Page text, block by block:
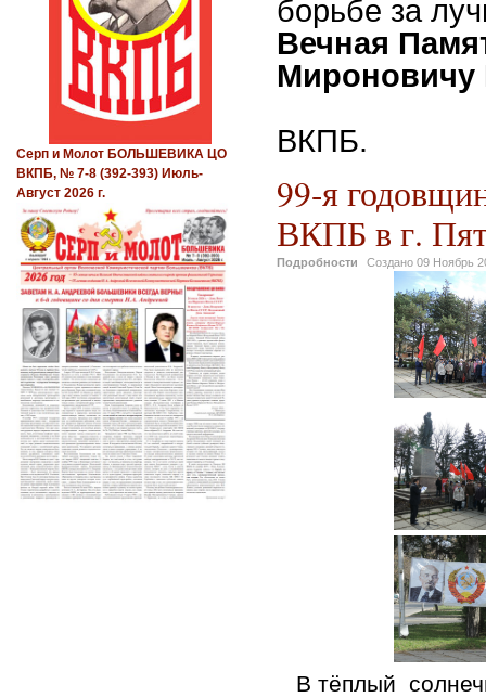
борьбе за
Вечная
Мироновичу
ВКПБ.
99-я
ВКПБ в г.
Подробности Создано 09 Ноябрь
В тёплый
Серп и Молот БОЛЬШЕВИКА ЦО
ВКПБ, № 7-8 (392-393) Июль-
Август 2026 г.